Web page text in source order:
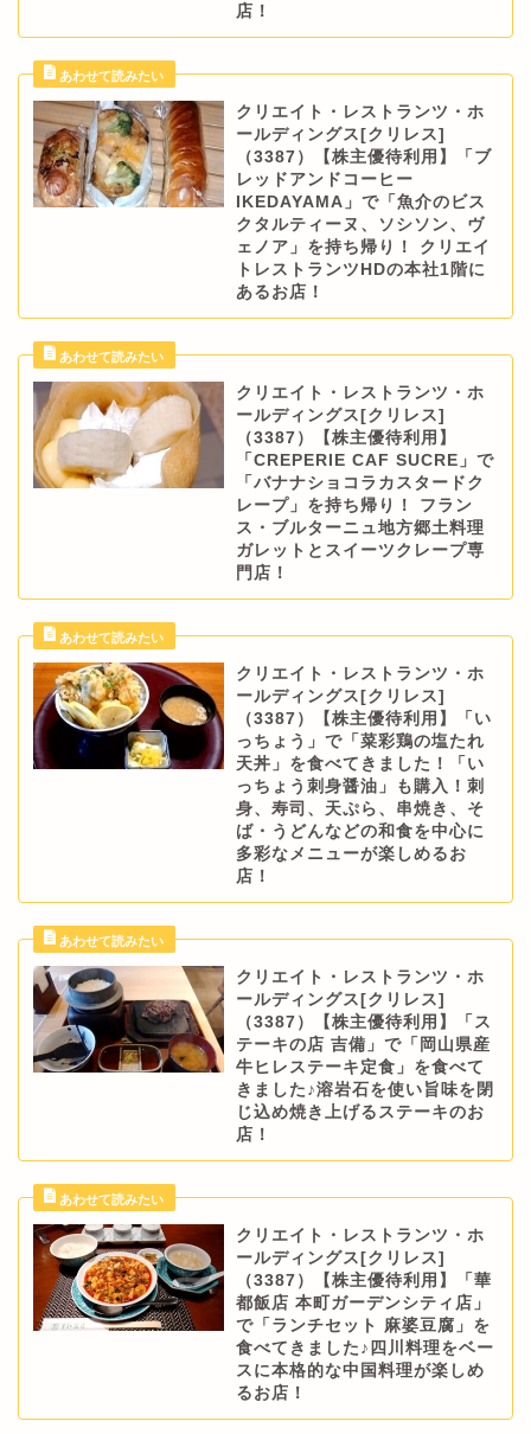
店！
クリエイト・レストランツ・ホ
ールディングス[クリレス]
（3387）【株主優待利用】「ブ
レッドアンドコーヒー
IKEDAYAMA」で「魚介のビス
クタルティーヌ、ソシソン、ヴ
ェノア」を持ち帰り！ クリエイ
トレストランツHDの本社1階に
あるお店！
クリエイト・レストランツ・ホ
ールディングス[クリレス]
（3387）【株主優待利用】
「CREPERIE CAF SUCRE」で
「バナナショコラカスタードク
レープ」を持ち帰り！ フラン
ス・ブルターニュ地方郷土料理
ガレットとスイーツクレープ専
門店！
クリエイト・レストランツ・ホ
ールディングス[クリレス]
（3387）【株主優待利用】「い
っちょう」で「菜彩鶏の塩たれ
天丼」を食べてきました！「い
っちょう刺身醤油」も購入！刺
身、寿司、天ぷら、串焼き、そ
ば・うどんなどの和食を中心に
多彩なメニューが楽しめるお
店！
クリエイト・レストランツ・ホ
ールディングス[クリレス]
（3387）【株主優待利用】「ス
テーキの店 吉備」で「岡山県産
牛ヒレステーキ定食」を食べて
きました♪溶岩石を使い旨味を閉
じ込め焼き上げるステーキのお
店！
クリエイト・レストランツ・ホ
ールディングス[クリレス]
（3387）【株主優待利用】「華
都飯店 本町ガーデンシティ店」
で「ランチセット 麻婆豆腐」を
食べてきました♪四川料理をベー
スに本格的な中国料理が楽しめ
るお店！